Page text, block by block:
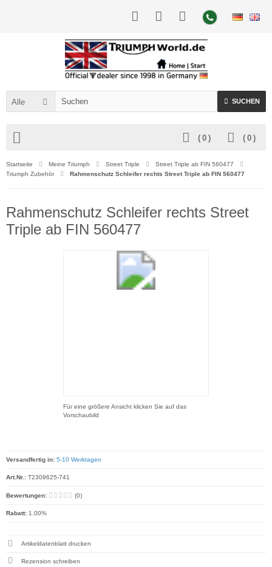
Alle SUCHEN
( 0 )
( 0 )
Startseite Meine Triumph Street Triple
Street Triple ab FIN 560477
Triumph Zubehör
Rahmenschutz Schleifer rechts Street Triple ab FIN 560477
Rahmenschutz Schleifer rechts Street
Triple ab FIN 560477
Für eine größere Ansicht klicken Sie auf das
Vorschaubild
Versandfertig in: 5-10 Werktagen
Art.Nr.: T2309625-741
Bewertungen: (0)
Rabatt: 1.00%
Artikeldatenblatt drucken
Rezension schreiben